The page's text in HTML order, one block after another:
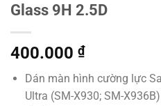
Glass 9H 2.5D
400.000 ₫
Dán màn hình cường lực
Ultra (SM-X930; SM-